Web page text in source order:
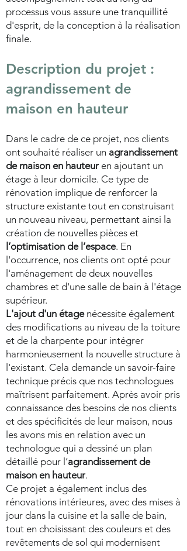
processus vous assure une tranquillité
d'esprit, de la conception à la réalisation
finale.
Description du projet :
agrandissement de
maison en hauteur
Dans le cadre de ce projet, nos clients
ont souhaité réaliser un agrandissement
de maison en hauteur en ajoutant un
étage à leur domicile. Ce type de
rénovation implique de renforcer la
structure existante tout en construisant
un nouveau niveau, permettant ainsi la
création de nouvelles pièces et
l’optimisation de l’espace. En
l'occurrence, nos clients ont opté pour
l'aménagement de deux nouvelles
chambres et d'une salle de bain à l'étage
supérieur.
L'ajout d'un étagenécessite également
des modifications au niveau de la toiture
et de la charpente pour intégrer
harmonieusement la nouvelle structure à
l'existant. Cela demande un savoir-faire
technique précis que nos technologues
maîtrisent parfaitement. Après avoir pris
connaissance des besoins de nos clients
et des spécificités de leur maison, nous
les avons mis en relation avec un
technologue qui a dessiné un plan
détaillé pour l’agrandissement de
maison en hauteur.
Ce projet a également inclus des
rénovations intérieures, avec des mises à
jour dans la cuisine et la salle de bain,
tout en choisissant des couleurs et des
revêtements de sol qui modernisent